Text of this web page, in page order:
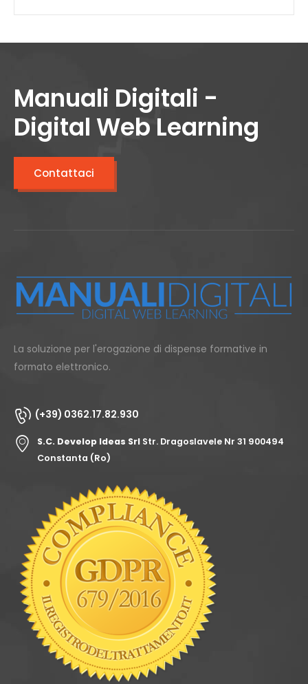
Manuali Digitali -
Digital Web Learning
Contattaci
La soluzione per l'erogazione di dispense formative in
formato elettronico.
(+39) 0362.17.82.930
S.C. Develop Ideas Srl Str. Dragoslavele Nr 31 900494
Constanta (Ro)